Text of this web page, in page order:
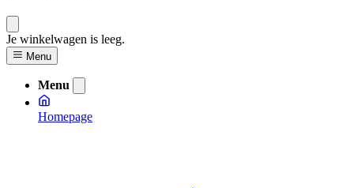
Je winkelwagen is leeg.
Menu
Menu
Homepage